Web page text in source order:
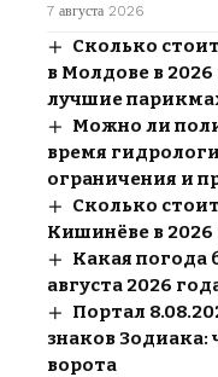
7 августа 2026
Сколько
в Молдове в
лучшие
Можно ли
время
ограничения и
Сколько
Кишинёве в 2026
Какая погода
августа 2026
Портал
знаков Зодиака:
ворота